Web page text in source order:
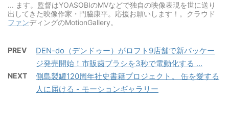
... ます。監督はYOASOBIのMVなどで独自の映像表現を世に送り
出してきた映像作家・門脇康平。応援お願いします！。クラウド
ファンディングのMotionGallery。
PREV
DEN-do（デンドゥー）がロフト9店舗で新パッケー
ジ発売開始！市販歯ブラシを3秒で電動化する ...
NEXT
側島製罐120周年社史書籍プロジェクト。 缶を愛する
人に届ける - モーションギャラリー